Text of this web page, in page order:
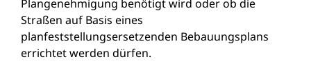
Plangenehmigung benötigt wird oder ob die
Straßen auf Basis eines
planfeststellungsersetzenden Bebauungsplans
errichtet werden dürfen.